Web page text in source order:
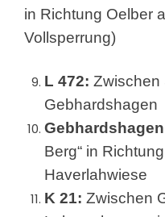
in Richtung Oelber
Vollsperrung)
L 472: Zwischen
Gebhardshagen
Berg“ in
Haverlahwiese
K 21: Zwischen